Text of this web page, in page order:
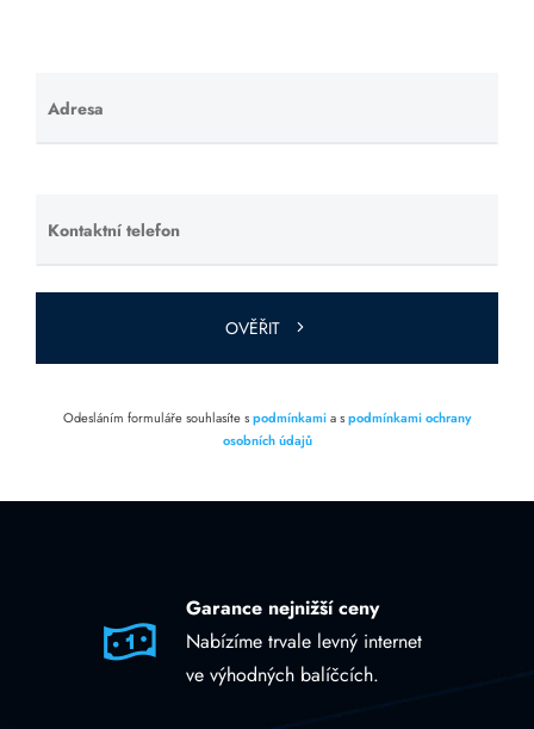
Adresa
Ponechte
toto pole
Kontaktní telefon
Ponechte
toto pole
prázdné.
OVĚŘIT
Odesláním formuláře souhlasíte spodmínkamia spodmínkami ochrany
osobních údajů
Garance nejnižší ceny
Nabízíme trvale levný internet
ve výhodných balíčcích.